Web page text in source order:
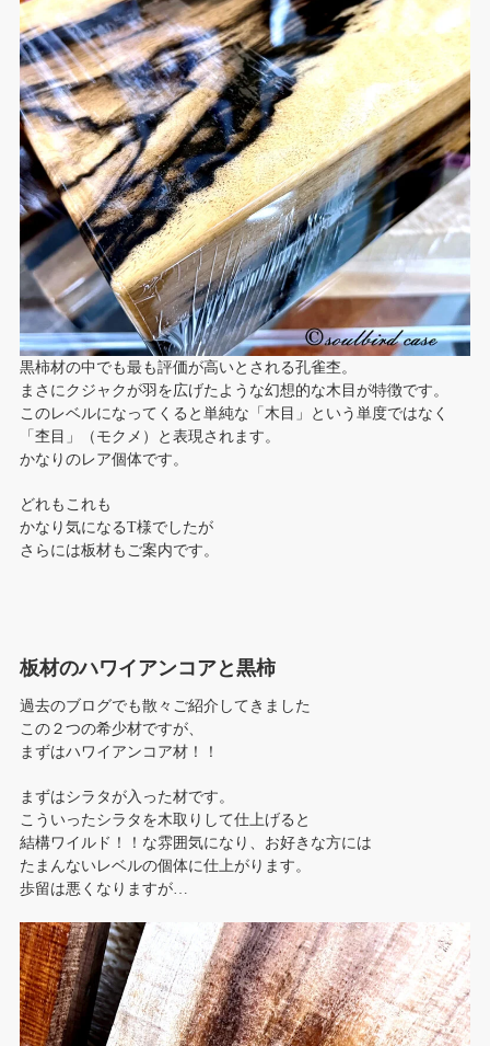
黒柿材の中でも最も評価が高いとされる孔雀杢。
まさにクジャクが羽を広げたような幻想的な木目が特徴です。
このレベルになってくると単純な「木目」という単度ではなく
「杢目」（モクメ）と表現されます。
かなりのレア個体です。
どれもこれも
かなり気になるT様でしたが
さらには板材もご案内です。
板材のハワイアンコアと黒柿
過去のブログでも散々ご紹介してきました
この２つの希少材ですが、
まずはハワイアンコア材！！
まずはシラタが入った材です。
こういったシラタを木取りして仕上げると
結構ワイルド！！な雰囲気になり、お好きな方には
たまんないレベルの個体に仕上がります。
歩留は悪くなりますが…